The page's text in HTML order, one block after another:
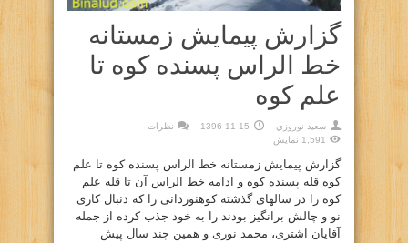
گزارش پیمایش زمستانه
خط الراس پسنده کوه تا
علم کوه
سعيد نوروزي 1396-11-15
نظرات
1,591 نمایش
گزارش پیمایش زمستانه خط الراس پسنده کوه تا علم
کوه قله پسنده کوه و ادامه خط الراس آن تا قله علم
کوه را در سالهای گذشته کوهنوردانی را که دنبال کاری
نو و چالش برانگیز بودند را به خود جذب کرده از جمله
آقایان اشتری، محمد نوری و همین چند سال پیش